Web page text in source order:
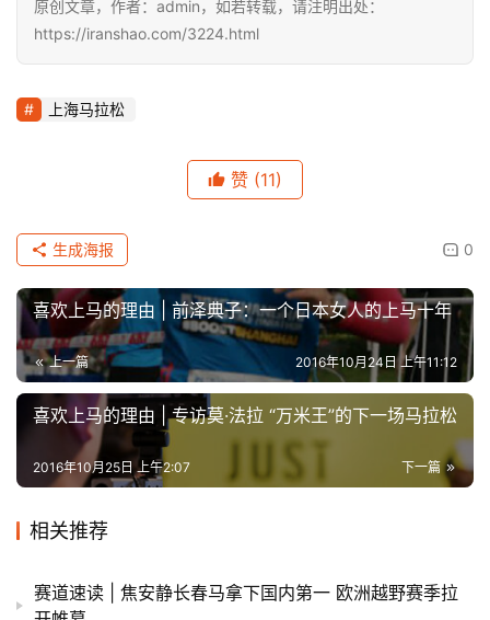
原创文章，作者：admin，如若转载，请注明出处：
https://iranshao.com/3224.html
上海马拉松
赞 (11)
0
生成海报
喜欢上马的理由 | 前泽典子：一个日本女人的上马十年
上一篇 2016年10月24日 上午11:12
喜欢上马的理由 | 专访莫·法拉 “万米王”的下一场马拉松
下一篇
2016年10月25日 上午2:07
相关推荐
赛道速读 | 焦安静长春马拿下国内第一 欧洲越野赛季拉